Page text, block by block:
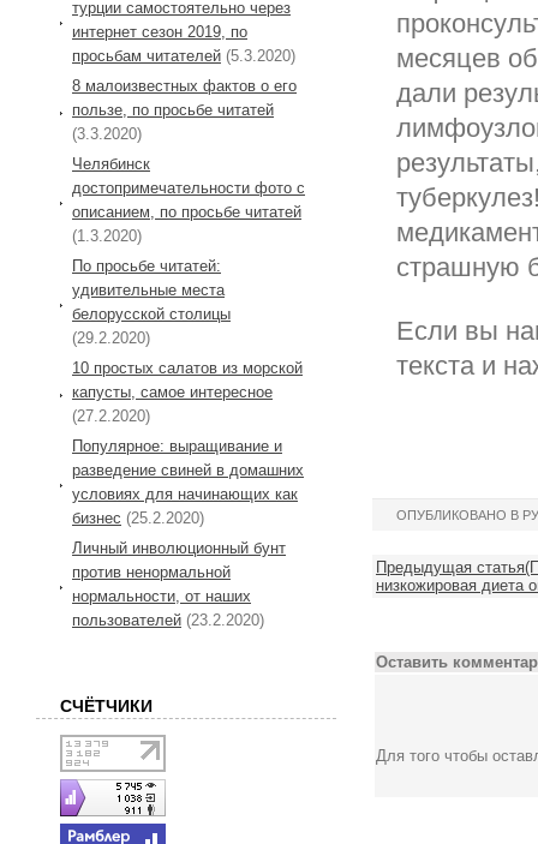
месяцев
дали
страшную
Если вы
текста и
ОПУБЛИКОВАНО В
Предыдущая
низкожировая диета
Оставить
Для того чтобы
турции самостоятельно через
интернет сезон 2019, по
просьбам читателей (5.3.2020)
8 малоизвестных фактов о его
пользе, по просьбе читатей
(3.3.2020)
Челябинск
достопримечательности фото с
описанием, по просьбе читатей
(1.3.2020)
По просьбе читатей:
удивительные места
белорусской столицы
(29.2.2020)
10 простых салатов из морской
капусты, самое интересное
(27.2.2020)
Популярное: выращивание и
разведение свиней в домашних
условиях для начинающих как
бизнес (25.2.2020)
Личный инволюционный бунт
против ненормальной
нормальности, от наших
пользователей (23.2.2020)
СЧЁТЧИКИ